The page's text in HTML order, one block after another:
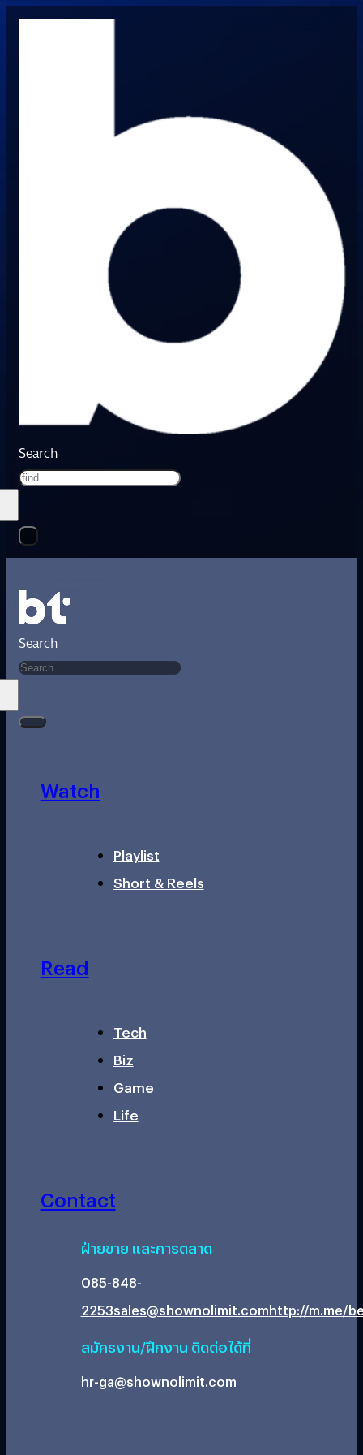
Search
Search
Watch
Playlist
Short & Reels
Read
Tech
Biz
Game
Life
Contact
ฝ่ายขาย และการตลาด
085-848-
2253sales@shownolimit.comhttp://m.me/
สมัครงาน/ฝึกงาน ติดต่อได้ที่
hr-ga@shownolimit.com